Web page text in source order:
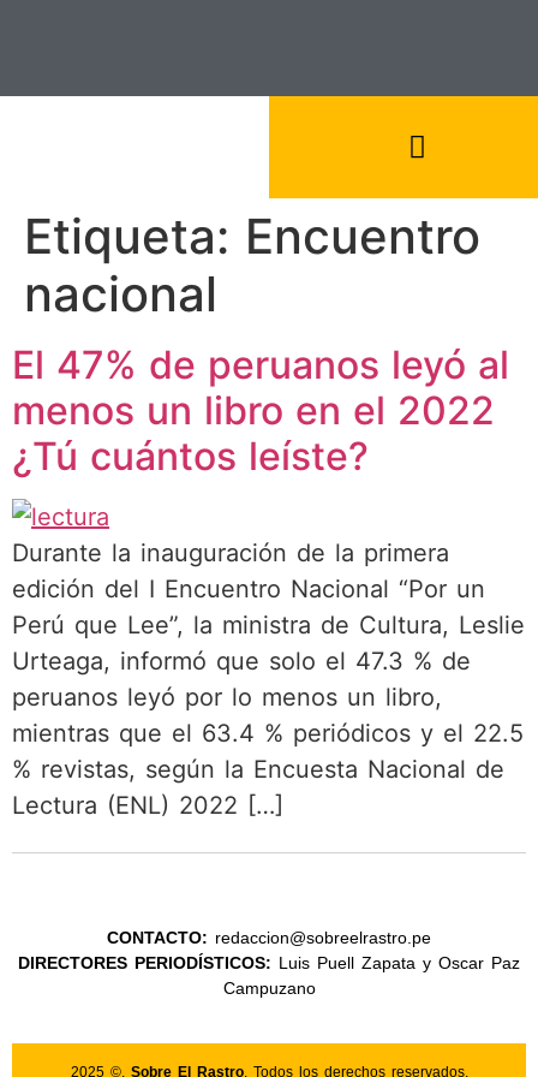
Etiqueta: Encuentro
nacional
El 47% de peruanos leyó al
menos un libro en el 2022
¿Tú cuántos leíste?
Durante la inauguración de la primera
edición del I Encuentro Nacional “Por un
Perú que Lee”, la ministra de Cultura, Leslie
Urteaga, informó que solo el 47.3 % de
peruanos leyó por lo menos un libro,
mientras que el 63.4 % periódicos y el 22.5
% revistas, según la Encuesta Nacional de
Lectura (ENL) 2022 […]
CONTACTO: redaccion@sobreelrastro.pe
DIRECTORES PERIODÍSTICOS: Luis Puell Zapata y Oscar Paz
Campuzano
2025 ©. Sobre El Rastro. Todos los derechos reservados.